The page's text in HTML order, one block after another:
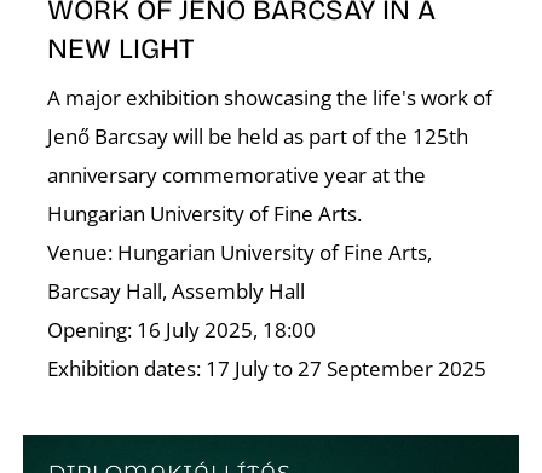
WORK OF JENŐ BARCSAY IN A
NEW LIGHT
A major exhibition showcasing the life's work of
Jenő Barcsay will be held as part of the 125th
anniversary commemorative year at the
Hungarian University of Fine Arts.
Venue: Hungarian University of Fine Arts,
Barcsay Hall, Assembly Hall
Opening: 16 July 2025, 18:00
Exhibition dates: 17 July to 27 September 2025